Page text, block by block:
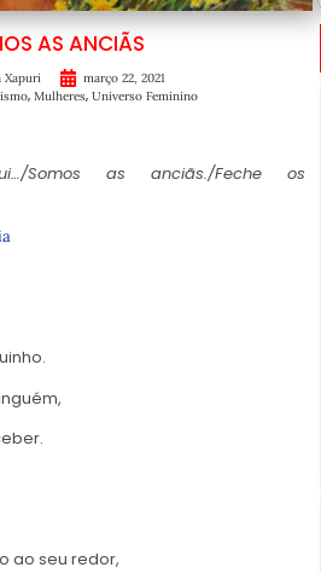
AS ANCIÃS
Xapuri
março 22, 2021
, Mulheres, Universo Feminino
Somos as anciãs./Feche os
ao seu redor,